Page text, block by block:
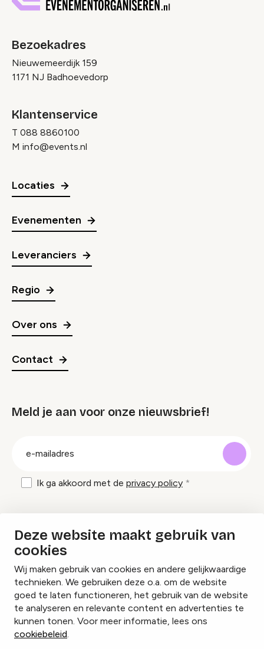
Deze website maakt gebruik van
cookies
Wij maken gebruik van cookies en andere gelijkwaardige
technieken. We gebruiken deze o.a. om de website
goed te laten functioneren, het gebruik van de website
te analyseren en relevante content en advertenties te
kunnen tonen. Voor meer informatie, lees ons
cookiebeleid.
Bezoekadres
Nieuwemeerdijk 159
1171 NJ Badhoevedorp
Klantenservice
T 088 8860100
M info@events.nl
Locaties
Evenementen
Leveranciers
Regio
Over ons
Contact
Meld je aan voor onze nieuwsbrief!
Ik ga akkoord met de privacy policy
Inspiratie en tips om evenementen te
organiseren?
Lees onze inspiratieblogs